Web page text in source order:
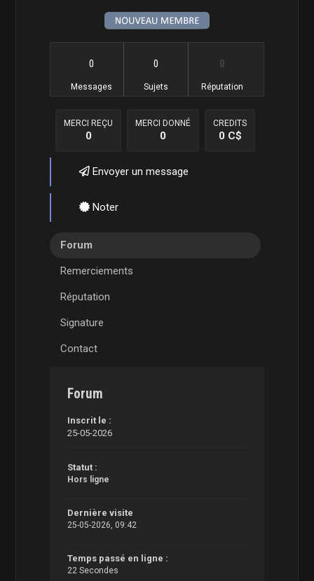
0
Messages
0
Sujets
0
Réputation
MERCI REÇU
0
MERCI DONNÉ
0
CREDITS
0 C$
Envoyer un message
Noter
Forum
Remerciements
Réputation
Signature
Contact
Forum
Inscrit le :
25-05-2026
Statut :
Hors ligne
Dernière visite
25-05-2026, 09:42
Temps passé en ligne :
22 Secondes